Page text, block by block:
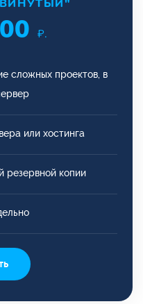
₽.
сложных проектов, в
или хостинга
резервной копии